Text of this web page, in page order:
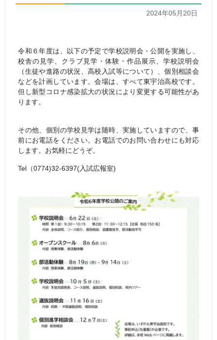
2024年05月20日
令和６年度は、以下の予定で学校説明会・公開を実施し、
校舎の見学、クラブ見学・体験・作品展示、学校説明会
（生徒や進路の状況、高校入試等について）、個別相談会
などを計画しています。会場は、すべて東宇治高校です。
但し新型コロナ感染拡大の状況により変更する可能性があ
ります。
その他、個別の学校見学は随時、実施していますので、事
前にお電話をください。お電話でのお問い合わせにも対応
します。お気軽にどうぞ。
Tel（0774)32-6397(入試広報室)